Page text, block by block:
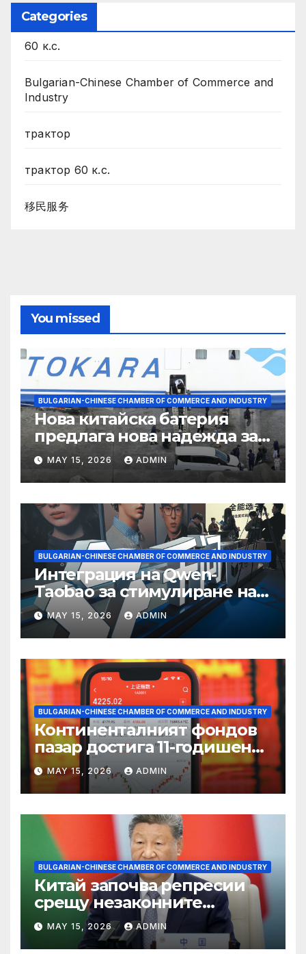
Categories
60 к.с.
Bulgarian-Chinese Chamber of Commerce and
Industry
трактор
трактор 60 к.с.
移民服务
You missed
BULGARIAN-CHINESE CHAMBER OF COMMERCE AND INDUSTRY
Нова китайска батерия
предлага нова надежда за
съхранение на водород
MAY 15, 2026 ADMIN
BULGARIAN-CHINESE CHAMBER OF COMMERCE AND INDUSTRY
Интеграция на Qwen-
Taobao за стимулиране на
пазаруването 618
MAY 15, 2026 ADMIN
BULGARIAN-CHINESE CHAMBER OF COMMERCE AND INDUSTRY
Континенталният фондов
пазар достига 11-годишен
връх
MAY 15, 2026 ADMIN
BULGARIAN-CHINESE CHAMBER OF COMMERCE AND INDUSTRY
Китай започва репресии
срещу незаконните
практики в сектора на TCM
MAY 15, 2026 ADMIN